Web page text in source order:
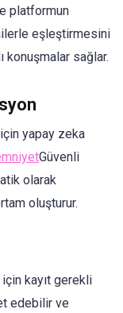
platformun
eşleştirmesini
konuşmalar sağlar.
yapay zeka
Güvenli
olarak
oluşturur.
kayıt gerekli
edebilir ve